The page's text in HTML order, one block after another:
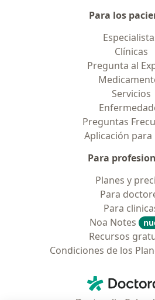
Para los
Clínicas
Pregunta al
Servicios
Preguntas
Aplicación para
Para
Planes y
Para
Para
Noa Notes
Recursos
Condiciones de los